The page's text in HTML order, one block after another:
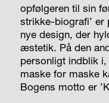
opfølgeren til sin
strikke-biografi’
nye design, der
æstetik. På den
personligt indblik
maske for maske
Bogens motto er